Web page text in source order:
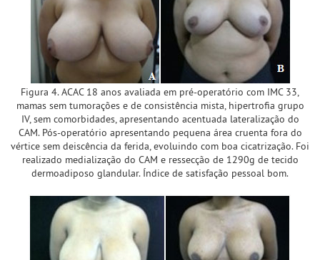
Figura 4. ACAC 18 anos avaliada em pré-operatório com IMC 33,
mamas sem tumorações e de consistência mista, hipertrofia grupo
IV, sem comorbidades, apresentando acentuada lateralização do
CAM. Pós-operatório apresentando pequena área cruenta fora do
vértice sem deiscência da ferida, evoluindo com boa cicatrização. Foi
realizado medialização do CAM e ressecção de 1290g de tecido
dermoadiposo glandular. Índice de satisfação pessoal bom.